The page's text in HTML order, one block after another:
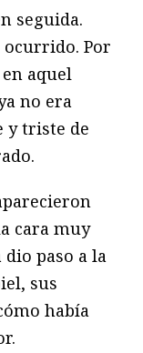
seguida.
ocurrido. Por
aquel
no era
y triste de
cara muy
paso a la
sus
había